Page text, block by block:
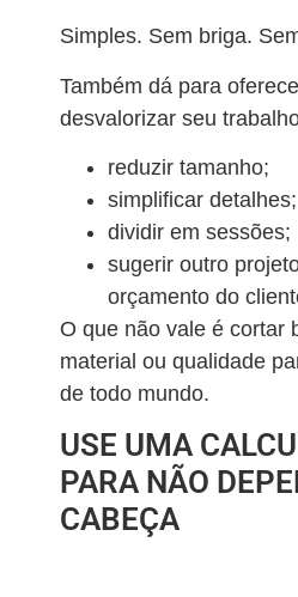
Simples. Sem briga.
Também dá para
desvalorizar seu
reduzir tamanho;
simplificar detalhes;
dividir em sessões;
sugerir outro
orçamento do
O que não vale é cortar
material ou qualidade
de todo mundo.
USE UMA
PARA NÃO
CABEÇA